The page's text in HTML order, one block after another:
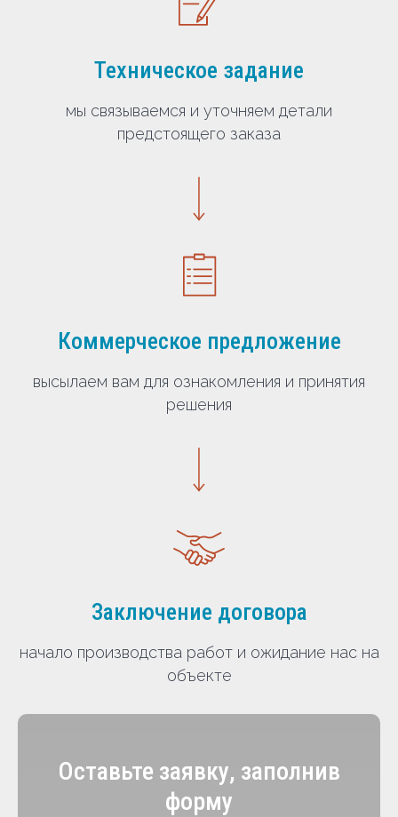
Техническое задание
мы связываемся и уточняем детали
предстоящего заказа
Коммерческое предложение
высылаем вам для ознакомления и принятия
решения
Заключение договора
начало производства работ и ожидание нас на
объекте
Оставьте заявку, заполнив
форму